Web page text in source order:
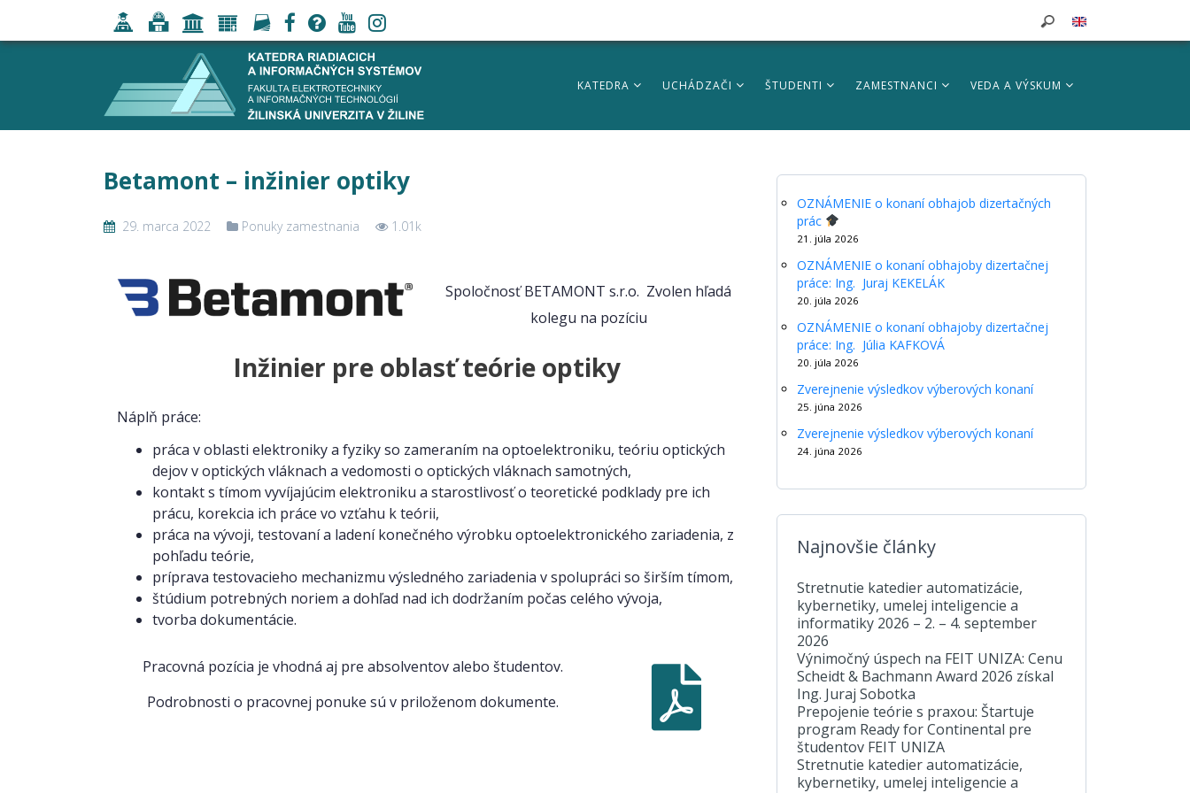
KATEDRA UCHÁDZAČI ŠTUDENTI ZAMESTNANCI VEDA A VÝSKUM
Betamont – inžinier optiky
29. marca 2022 Ponuky zamestnania 1.01k
Spoločnosť BETAMONT s.r.o. Zvolen hľadá
kolegu na pozíciu
Inžinier pre oblasť teórie optiky
Náplň práce:
práca v oblasti elektroniky a fyziky so zameraním na optoelektroniku, teóriu optických
dejov v optických vláknach a vedomosti o optických vláknach samotných,
kontakt s tímom vyvíjajúcim elektroniku a starostlivosť o teoretické podklady pre ich
prácu, korekcia ich práce vo vzťahu k teórii,
práca na vývoji, testovaní a ladení konečného výrobku optoelektronického zariadenia, z
pohľadu teórie,
príprava testovacieho mechanizmu výsledného zariadenia v spolupráci so širším tímom,
štúdium potrebných noriem a dohľad nad ich dodržaním počas celého vývoja,
tvorba dokumentácie.
Pracovná pozícia je vhodná aj pre absolventov alebo študentov.
Podrobnosti o pracovnej ponuke sú v priloženom dokumente.
OZNÁMENIE o konaní obhajob dizertačných
prác
21. júla 2026
OZNÁMENIE o konaní obhajoby dizertačnej
práce: Ing. Juraj KEKELÁK
20. júla 2026
OZNÁMENIE o konaní obhajoby dizertačnej
práce: Ing. Júlia KAFKOVÁ
20. júla 2026
Zverejnenie výsledkov výberových konaní
25. júna 2026
Zverejnenie výsledkov výberových konaní
24. júna 2026
Najnovšie články
Stretnutie katedier automatizácie,
kybernetiky, umelej inteligencie a
informatiky 2026 – 2. – 4. september
2026
Výnimočný úspech na FEIT UNIZA: Cenu
Scheidt & Bachmann Award 2026 získal
Ing. Juraj Sobotka
Prepojenie teórie s praxou: Štartuje
program Ready for Continental pre
študentov FEIT UNIZA
Stretnutie katedier automatizácie,
kybernetiky, umelej inteligencie a